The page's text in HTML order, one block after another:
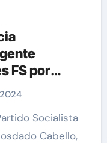
FS por
Cabello,